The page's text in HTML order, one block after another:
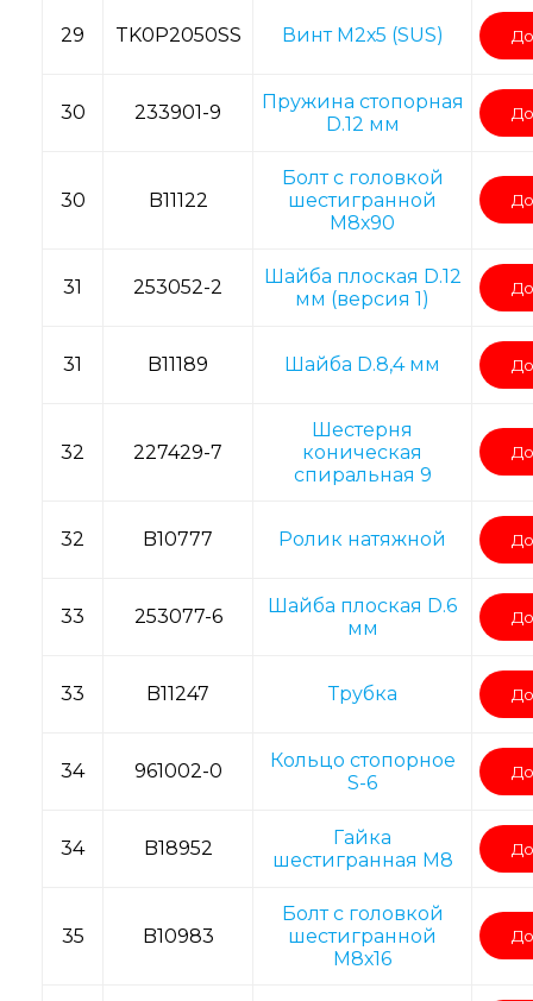
29 TK0P2050SS Винт M2х5 (SUS)
30 233901-9
Пружина стопорная
D.12 мм
30 B11122
Болт с головкой
шестигранной
М8х90
31 253052-2
Шайба плоская D.12
мм (версия 1)
31 B11189 Шайба D.8,4 мм
32 227429-7
Шестерня
коническая
спиральная 9
32 B10777 Ролик натяжной
33 253077-6
Шайба плоская D.6
мм
33 B11247 Трубка
34 961002-0
Кольцо стопорное
S-6
34 B18952
Гайка
шестигранная М8
35 B10983
Болт с головкой
шестигранной
М8х16